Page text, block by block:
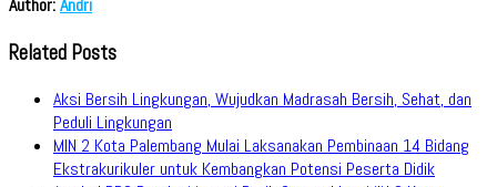
Author:Andri
Related Posts
Aksi Bersih Lingkungan, Wujudkan Madrasah Bersih, Sehat, dan
Peduli Lingkungan
MIN 2 Kota Palembang Mulai Laksanakan Pembinaan 14 Bidang
Ekstrakurikuler untuk Kembangkan Potensi Peserta Didik